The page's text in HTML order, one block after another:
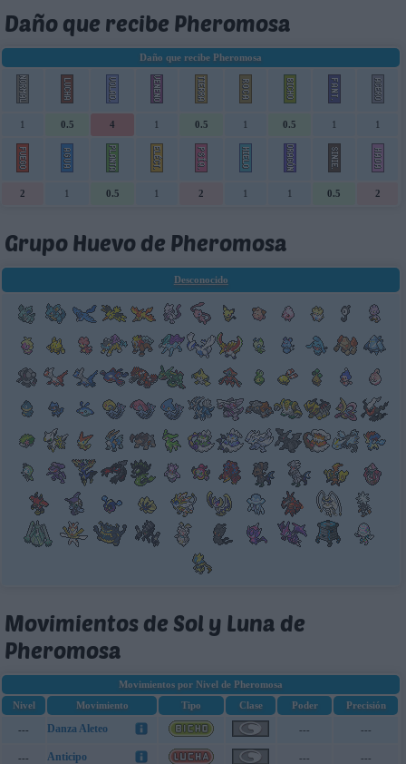
Daño que recibe Pheromosa
Daño que recibe Pheromosa
1 0.5 4 1 0.5 1 0.5 1 1
2 1 0.5 1 2 1 1 0.5 2
Grupo Huevo de Pheromosa
Desconocido
Movimientos de Sol y Luna de
Pheromosa
Movimientos por Nivel de Pheromosa
Nivel
Movimiento Tipo Clase Poder Precisión
--- Danza Aleteo --- ---
--- Anticipo --- ---